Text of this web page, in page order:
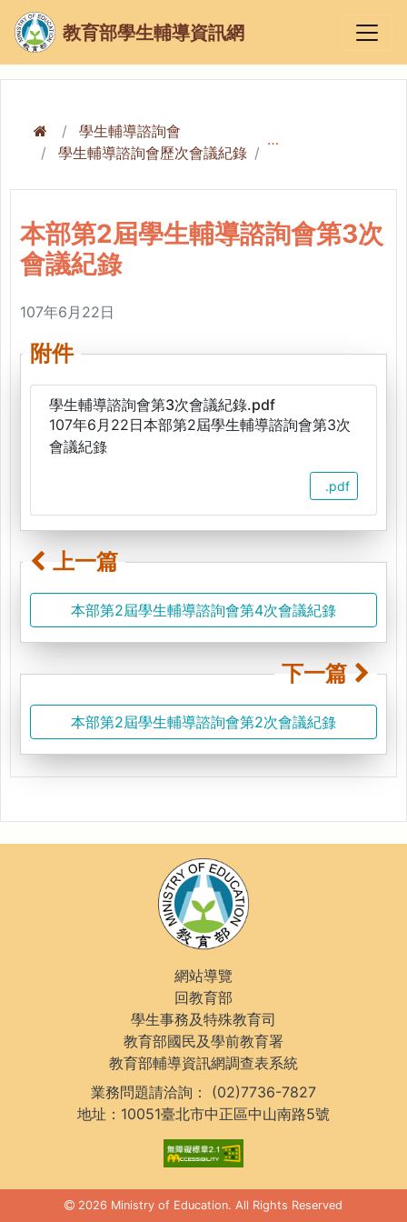
教育部學生輔導資訊網
學生輔導諮詢會
學生輔導諮詢會歷次會議紀錄
本部第2屆學生輔導諮詢會第3次
會議紀錄
107年6月22日
附件
學生輔導諮詢會第3次會議紀錄.pdf
107年6月22日本部第2屆學生輔導諮詢會第3次
會議紀錄
.pdf
上一篇
本部第2屆學生輔導諮詢會第4次會議紀錄
下一篇
本部第2屆學生輔導諮詢會第2次會議紀錄
網站導覽
回教育部
學生事務及特殊教育司
教育部國民及學前教育署
教育部輔導資訊網調查表系統
業務問題請洽詢： (02)7736-7827
地址：10051臺北市中正區中山南路5號
2026 Ministry of Education. All Rights Reserved